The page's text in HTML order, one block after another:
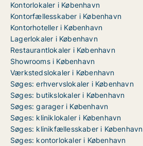
Kontorlokaler i København
Kontorfællesskaber i København
Kontorhoteller i København
Lagerlokaler i København
Restaurantlokaler i København
Showrooms i København
Værkstedslokaler i København
Søges: erhvervslokaler i København
Søges: butikslokaler i København
Søges: garager i København
Søges: kliniklokaler i København
Søges: klinikfællesskaber i København
Søges: kontorlokaler i København